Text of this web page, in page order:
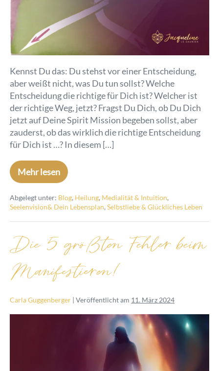
Kennst Du das: Du stehst vor einer Entscheidung,
aber weißt nicht, was Du tun sollst? Welche
Entscheidung die richtige für Dich ist? Welcher ist
der richtige Weg, jetzt? Fragst Du Dich, ob Du Dich
jetzt auf Deine Spirit Mission begeben sollst, aber
zauderst, ob das wirklich die richtige Entscheidung
für Dich ist …? In diesem […]
Mehr lesen
Abgelegt unter: Blog, Heilung, Medialität & Intuition,
Seelenvision& Dein Lebensplan, Selbstliebe & Glückliches Leben
Die 5 größten Fehler beim
Manifestieren!
Carla Guggenberger | Veröffentlicht am 11. März 2024